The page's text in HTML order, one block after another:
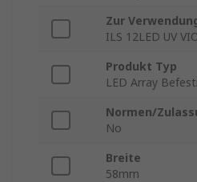
Zur
ILS 12LED UV
Produkt Typ
LED Array
Normen/
No
Breite
58mm